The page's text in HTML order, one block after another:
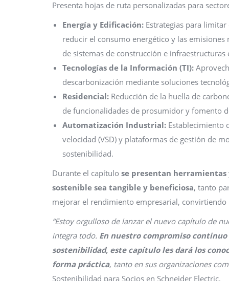
Presenta hojas de ruta personalizadas para
Energía y Edificación: Estrategias para
reducir el consumo energético y las
de sistemas de construcción e
Tecnologías de la Información (TI):
descarbonización mediante soluciones
Residencial: Reducción de la huella de
de funcionalidades de prosumidor y fomento
Automatización Industrial: Establecimiento
velocidad (VSD) y plataformas de gestión de
sostenibilidad.
Durante el capítulo se presentan
sostenible sea tangible y beneficiosa, tanto
mejorar el rendimiento empresarial,
“Estoy orgulloso de lanzar el nuevo capítulo de
integra todo. En nuestro compromiso
sostenibilidad, este capítulo les dará los
forma práctica, tanto en sus organizaciones
Sostenibilidad para Socios en Schneider Electric.